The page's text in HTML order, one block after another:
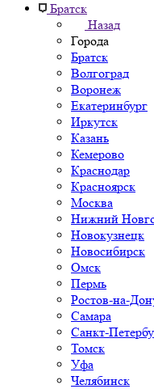
Братск
Назад
Города
Братск
Волгоград
Воронеж
Екатеринбург
Иркутск
Казань
Кемерово
Краснодар
Красноярск
Москва
Нижний
Новокузнецк
Новосибирск
Омск
Пермь
Ростов-на-
Самара
Санкт-
Томск
Уфа
Челябинск